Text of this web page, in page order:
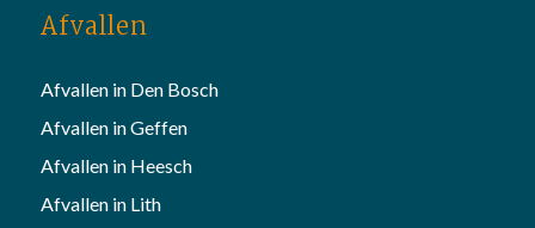
Afvallen
Afvallen in Den Bosch
Afvallen in Geffen
Afvallen in Heesch
Afvallen in Lith